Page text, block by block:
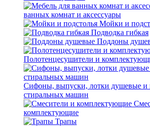
ванных комнат и аксессуары
Мойки и
Подводка гибкая
Поддоны
Полотенцесушители и
Сифоны, выпуски, лотки душевые и
стиральных машин
комплектующие
Трапы